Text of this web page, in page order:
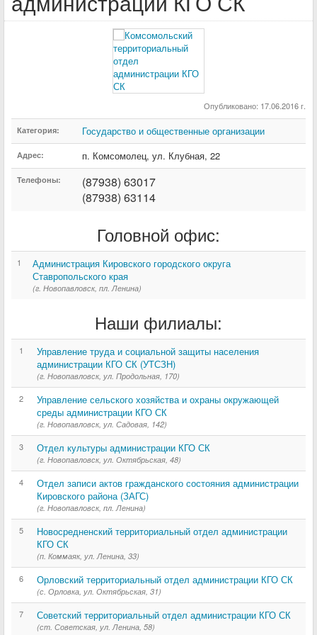
Опубликовано: 17.06.2016 г.
Категория: Государство и общественные организации
Адрес: п. Комсомолец, ул. Клубная, 22
Телефоны:
(87938) 63017
(87938) 63114
Головной офис:
1
Администрация Кировского городского округа
Ставропольского края
(г. Новопавловск, пл. Ленина)
Наши филиалы:
1
Управление труда и социальной защиты населения
администрации КГО СК (УТСЗН)
(г. Новопавловск, ул. Продольная, 170)
2
Управление сельского хозяйства и охраны окружающей
среды администрации КГО СК
(г. Новопавловск, ул. Садовая, 142)
3 Отдел культуры администрации КГО СК
(г. Новопавловск, ул. Октябрьская, 48)
4
Отдел записи актов гражданского состояния администрации
Кировского района (ЗАГС)
(г. Новопавловск, пл. Ленина)
5
Новосредненский территориальный отдел администрации
КГО СК
(п. Коммаяк, ул. Ленина, 33)
6 Орловский территориальный отдел администрации КГО СК
(с. Орловка, ул. Октябрьская, 31)
7 Советский территориальный отдел администрации КГО СК
(ст. Советская, ул. Ленина, 58)